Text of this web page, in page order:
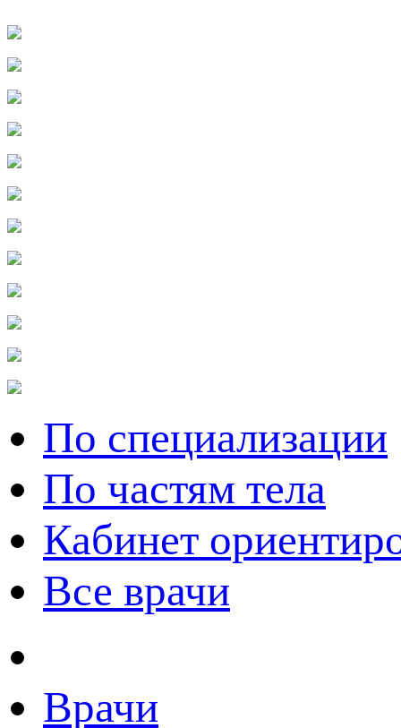
По специализации
По частям тела
Кабинет
Все врачи
Врачи